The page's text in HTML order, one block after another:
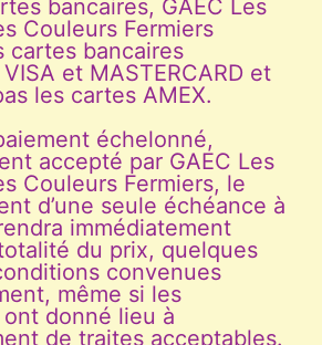
bancaires, GAEC Les
Couleurs Fermiers
cartes bancaires
et MASTERCARD et
les cartes AMEX.
échelonné,
accepté par GAEC Les
Couleurs Fermiers, le
d’une seule échéance à
immédiatement
du prix, quelques
convenues
même si les
donné lieu à
de traites acceptables.